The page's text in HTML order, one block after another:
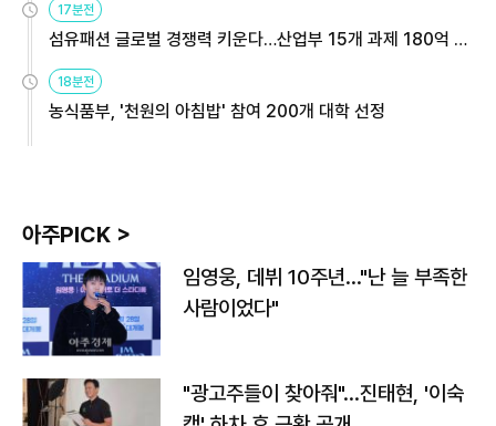
17분전
섬유패션 글로벌 경쟁력 키운다…산업부 15개 과제 180억 지
18분전
농식품부, '천원의 아침밥' 참여 200개 대학 선정
아주PICK >
임영웅, 데뷔 10주년…"난 늘 부족한
사람이었다"
"광고주들이 찾아줘"…진태현, '이숙